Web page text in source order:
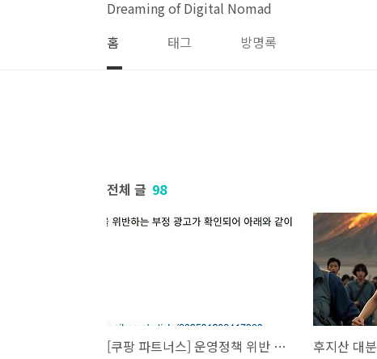
Dreaming of Digital Nomad
홈
태그 방명록
전체 글 98
[쿠팡 파트너스] 운영정책 위반 안내 (A-2) 메일이 왔어요